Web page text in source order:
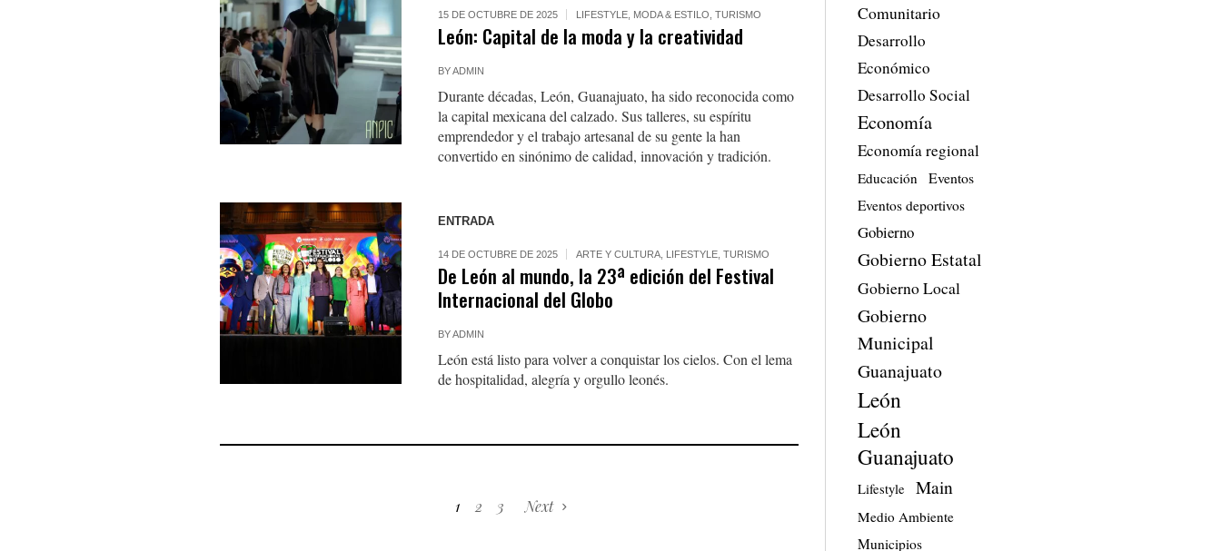
15 DE OCTUBRE DE 2025 LIFESTYLE, MODA & ESTILO TURISMO
León: Capital de la moda y la creatividad
BYADMIN
Durante décadas, León, Guanajuato, ha sido reconocida como
la capital mexicana del calzado. Sus talleres, su espíritu
emprendedor y el trabajo artesanal de su gente la han
convertido en sinónimo de calidad, innovación y tradición.
ENTRADA
14 DE OCTUBRE DE 2025 ARTE Y CULTURA, LIFESTYLE, TURISMO
De León al mundo, la 23ª edición del Festival
Internacional del Globo
BYADMIN
León está listo para volver a conquistar los cielos. Con el lema
de hospitalidad, alegría y orgullo leonés.
1 2 3 Next
Comunitario
Desarrollo
Económico
Desarrollo Social
Economía
Economía regional
Educación Eventos
Eventos deportivos
Gobierno
Gobierno Estatal
Gobierno Local
Gobierno
Municipal
Guanajuato
León
León
Guanajuato
Lifestyle Main
Medio Ambiente
Municipios